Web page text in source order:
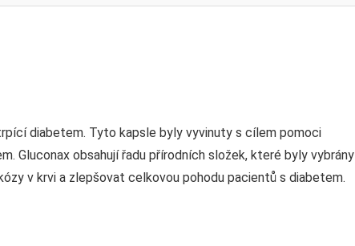
diabetem. Tyto kapsle byly vyvinuty s cílem pomoci
Gluconax obsahují řadu přírodních složek, které byly vybrány
v krvi a zlepšovat celkovou pohodu pacientů s diabetem.